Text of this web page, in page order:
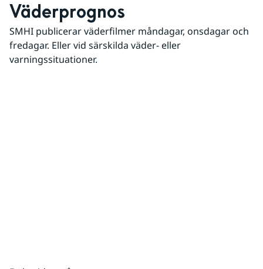
Väderprognos
SMHI publicerar väderfilmer måndagar, onsdagar och
fredagar. Eller vid särskilda väder- eller
varningssituationer.